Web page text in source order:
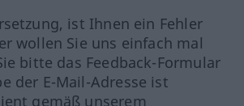
ist Ihnen ein Fehler
wollen Sie uns einfach mal
bitte das Feedback-Formular
der E-Mail-Adresse ist
gemäß unserem